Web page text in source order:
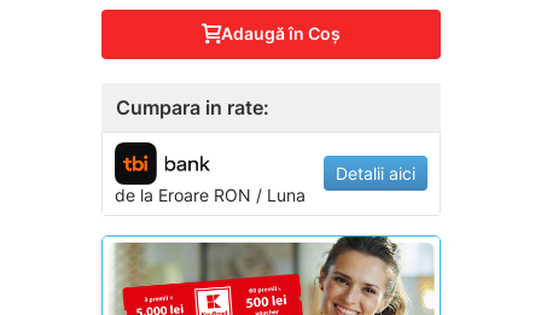
Adaugă în Coş
Cumpara in rate:
de la EroareRON / Luna
Detalii aici